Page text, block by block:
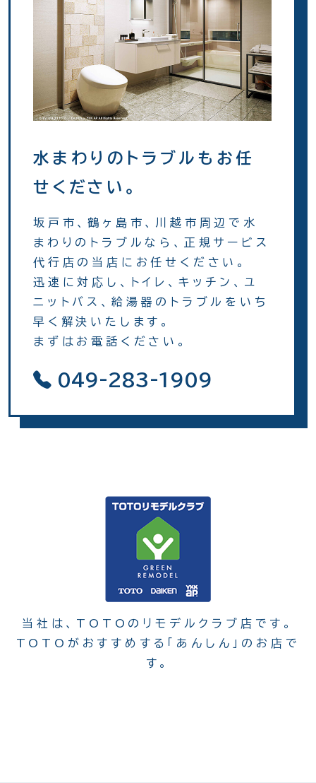
水まわりのトラブルもお任
せください。
坂戸市、鶴ヶ島市、川越市周辺で水
まわりのトラブルなら、正規サービス
代行店の当店にお任せください。
迅速に対応し、トイレ、キッチン、ユ
ニットバス、給湯器のトラブルをいち
早く解決いたします。
まずはお電話ください。
049-283-1909
当社は、TOTOのリモデルクラブ店です。
TOTOがおすすめする「あんしん」のお店で
す。